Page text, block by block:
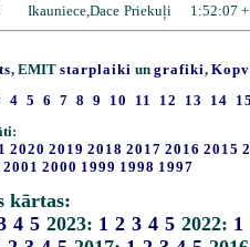
Ikauniece,Dace Priekuļi 1:52:07
, EMIT starplaiki un grafiki,
4 5 6 7 8 9 10 11 12 13 14
2020 2019 2018 2017 2016 2015
2001 2000 1999 1998 1997
kārtas:
4 5 2023: 1 2 3 4 5 2022: 1